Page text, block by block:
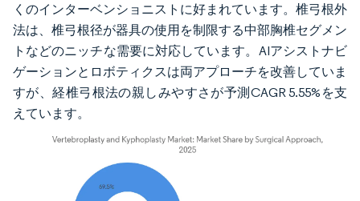
くのインターベンショニストに好まれています。椎弓根外
法は、椎弓根径が器具の使用を制限する中部胸椎セグメン
トなどのニッチな需要に対応しています。AIアシストナビ
ゲーションとロボティクスは両アプローチを改善していま
すが、経椎弓根法の親しみやすさが予測CAGR 5.55%を支
えています。